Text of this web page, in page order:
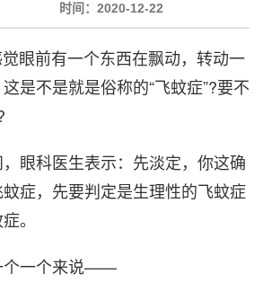
时间：2020-12-22
前有一个东西在飘动，转动一
是不是就是俗称的“飞蚊症”?要不
科医生表示：先淡定，你这确
症，先要判定是生理性的飞蚊症
。
一个来说——